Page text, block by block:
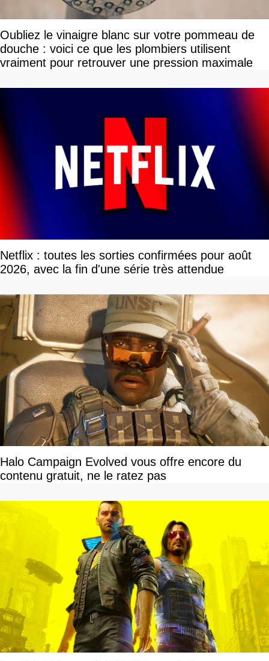
Oubliez le vinaigre blanc sur votre pommeau de
douche : voici ce que les plombiers utilisent
vraiment pour retrouver une pression maximale
Netflix : toutes les sorties confirmées pour août
2026, avec la fin d'une série très attendue
Halo Campaign Evolved vous offre encore du
contenu gratuit, ne le ratez pas